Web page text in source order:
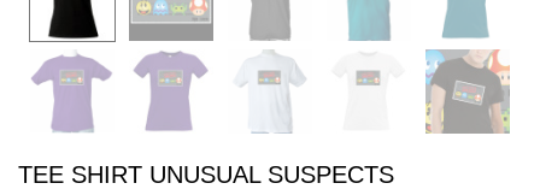
TEE SHIRT UNUSUAL SUSPECTS